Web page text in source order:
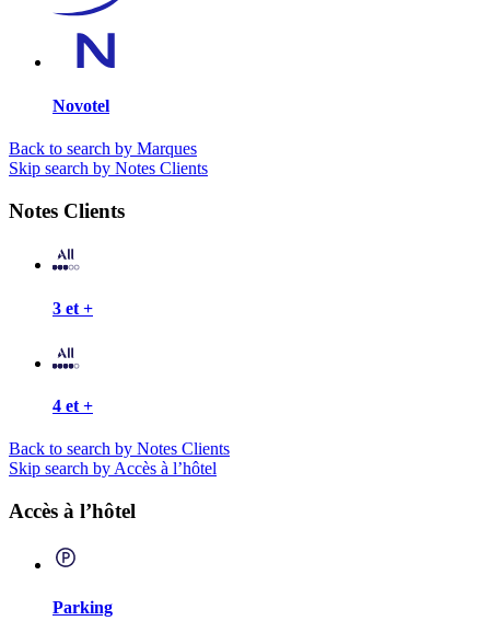
Novotel
Back to search by Marques
Skip search by Notes Clients
Notes Clients
3 et +
4 et +
Back to search by Notes Clients
Skip search by Accès à l’hôtel
Accès à l’hôtel
Parking